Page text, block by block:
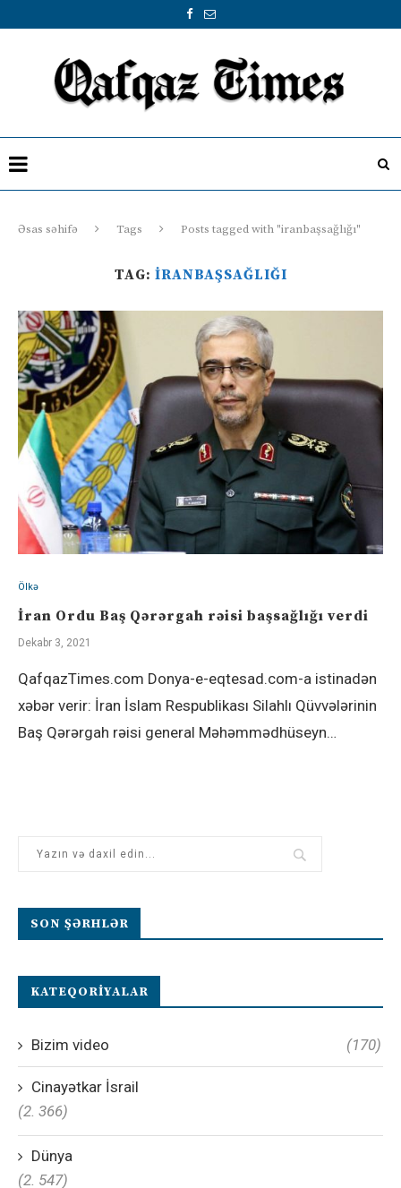
Əsas səhifə Tags Posts tagged with "iranbaşsağlığı"
TAG: IRANBAŞSAĞLIĞI
Ölkə
İran Ordu Baş Qərərgah rəisi başsağlığı verdi
Dekabr 3, 2021
QafqazTimes.com Donya-e-eqtesad.com-a istinadən
xəbər verir: İran İslam Respublikası Silahlı Qüvvələrinin
Baş Qərərgah rəisi general Məhəmmədhüseyn…
SON ŞƏRHLƏR
KATEQORIYALAR
Bizim video (170)
Cinayətkar İsrail
(2. 366)
Dünya
(2. 547)